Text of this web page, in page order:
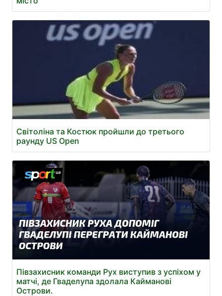
Світоліна та Костюк пройшли до третього
раунду US Open
Півзахисник команди Рух виступив з успіхом у
матчі, де Гваделупа здолала Кайманові
Острови.